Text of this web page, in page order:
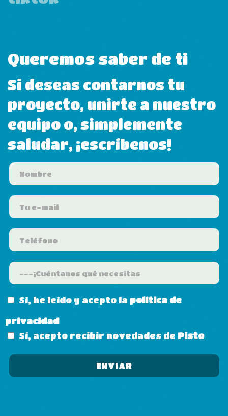
Queremos saber de ti
Si deseas contarnos tu
proyecto, unirte a nuestro
equipo o, simplemente
saludar, ¡escríbenos!
Sí, he leído y acepto la política de
privacidad
Sí, acepto recibir novedades de Pisto